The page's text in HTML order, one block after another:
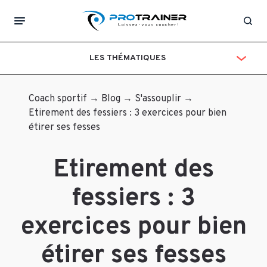
LES THÉMATIQUES
Coach sportif → Blog → S'assouplir →
Etirement des fessiers : 3 exercices pour bien
étirer ses fesses
Etirement des
fessiers : 3
exercices pour bien
étirer ses fesses